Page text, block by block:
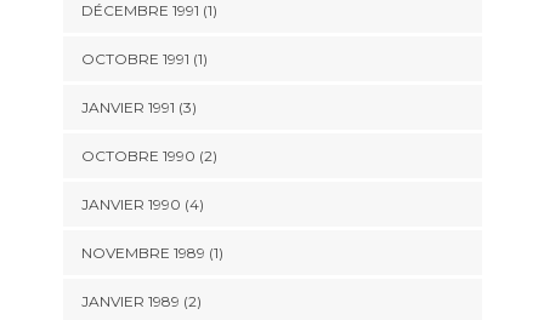
DÉCEMBRE 1991 (1)
OCTOBRE 1991 (1)
JANVIER 1991 (3)
OCTOBRE 1990 (2)
JANVIER 1990 (4)
NOVEMBRE 1989 (1)
JANVIER 1989 (2)